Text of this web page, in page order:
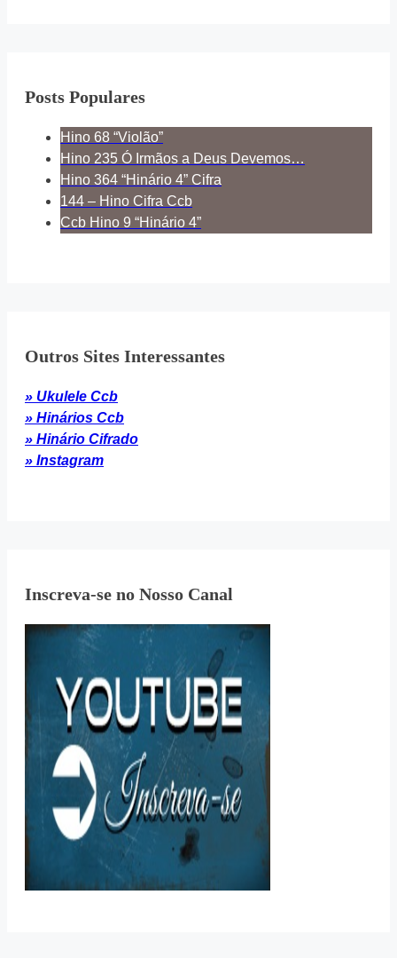
Posts Populares
Hino 68 “Violão”
Hino 235 Ó Irmãos a Deus Devemos…
Hino 364 “Hinário 4” Cifra
144 – Hino Cifra Ccb
Ccb Hino 9 “Hinário 4”
Outros Sites Interessantes
» Ukulele Ccb
» Hinários Ccb
» Hinário Cifrado
» Instagram
Inscreva-se no Nosso Canal